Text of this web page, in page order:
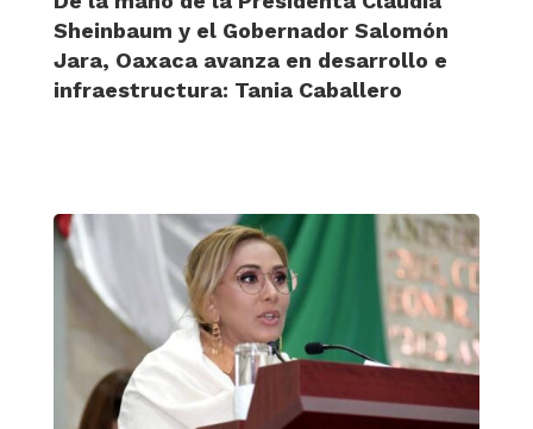
Sheinbaum y el Gobernador Salomón
Jara, Oaxaca avanza en desarrollo e
infraestructura: Tania Caballero